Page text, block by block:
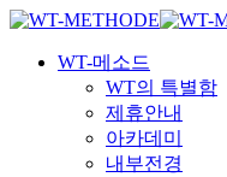
국내 최초
국내 최초
Skip
main
Menu
WT-메소드
WT의 특별함
제휴안내
아카데미
내부전경